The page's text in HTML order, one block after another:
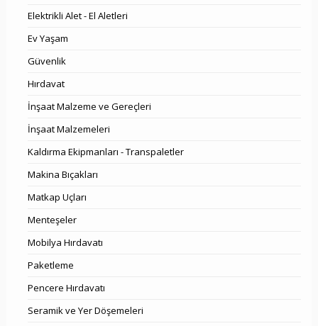
Elektrikli Alet - El Aletleri
Ev Yaşam
Güvenlik
Hırdavat
İnşaat Malzeme ve Gereçleri
İnşaat Malzemeleri
Kaldırma Ekipmanları - Transpaletler
Makina Bıçakları
Matkap Uçları
Menteşeler
Mobilya Hırdavatı
Paketleme
Pencere Hırdavatı
Seramik ve Yer Döşemeleri